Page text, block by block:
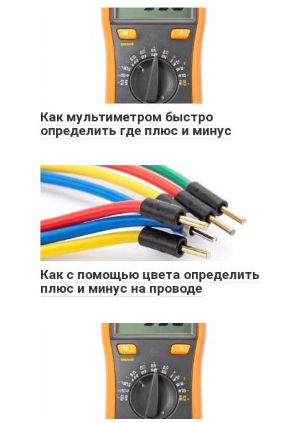
Как мультиметром быстро
определить где плюс и минус
Как с помощью цвета определить
плюс и минус на проводе